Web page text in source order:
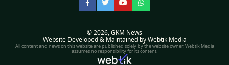
Facebook
TwitterYouTubeWhatsApp
© 2026,GKM News
Website Developed & Maintained by Webtik Media
All content and news on this website are published solely by the website owner. Webtik Media
assumes no responsibility for its content.